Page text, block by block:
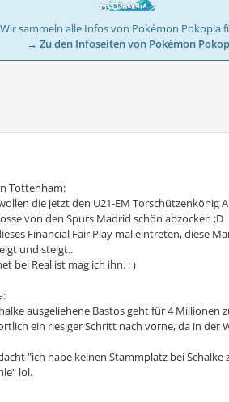
Wir sammeln alle Infos von Pokémon Pokopia
→ Zu den Infoseiten von Pokémon
Tottenham:
die jetzt den U21-EM Torschützenkönig
von den Spurs Madrid schön abzocken ;D
Financial Fair Play mal eintreten, diese
und steigt..
bei Real ist mag ich ihn. : )
ausgeliehene Bastos geht für 4 Millionen
ein riesiger Schritt nach vorne, da in
"ich habe keinen Stammplatz bei
lol.